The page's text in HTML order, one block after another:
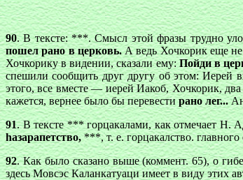
90. В тексте: ***. Смысл этой фразы трудно
пошел рано в церковь.А ведь Хочкорик еще не
Хочкорику в видении, сказали ему:Пойди в
спешили сообщить друг другу об этом: Иерей
этого, все вместе — иерей Иакоб, Хочкорик,
кажется, вернее было бы перевестирано лег...
91. В тексте *** горцакалами, как отмечает Н.
hазарапетство,***, т. е. горцакалство.
92. Как было сказано выше (коммент. 65), о
здесь Мовсэс Каланкатуаци имеет в виду этих